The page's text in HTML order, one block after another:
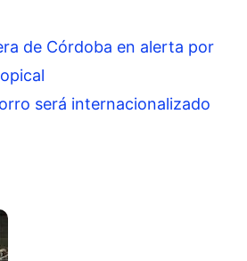
de Córdoba en alerta por
será internacionalizado